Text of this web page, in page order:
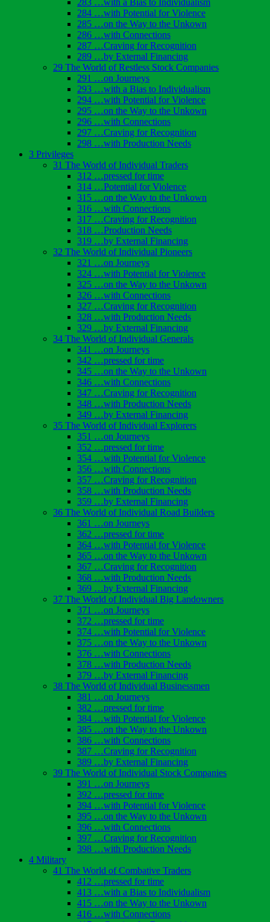
283 …with a Bias to Individualism
284 …with Potential for Violence
285 …on the Way to the Unkown
286 …with Connections
287 …Craving for Recognition
289 …by External Financing
29 The World of Restless Stock Companies
291 …on Journeys
293 …with a Bias to Individualism
294 …with Potential for Violence
295 …on the Way to the Unkown
296 …with Connections
297 …Craving for Recognition
298 …with Production Needs
3 Privileges
31 The World of Individual Traders
312 …pressed for time
314 …Potential for Violence
315 …on the Way to the Unkown
316 …with Connections
317 …Craving for Recognition
318 …Production Needs
319 …by External Financing
32 The World of Individual Pioneers
321 …on Journeys
324 …with Potential for Violence
325 …on the Way to the Unkown
326 …with Connections
327 …Craving for Recognition
328 …with Production Needs
329 …by External Financing
34 The World of Individual Generals
341 …on Journeys
342 …pressed for time
345 …on the Way to the Unkown
346 …with Connections
347 …Craving for Recognition
348 …with Production Needs
349 …by External Financing
35 The World of Individual Explorers
351 …on Journeys
352 …pressed for time
354 …with Potential for Violence
356 …with Connections
357 …Craving for Recognition
358 …with Production Needs
359 …by External Financing
36 The World of Individual Road Builders
361 …on Journeys
362 …pressed for time
364 …with Potential for Violence
365 …on the Way to the Unkown
367 …Craving for Recognition
368 …with Production Needs
369 …by External Financing
37 The World of Individual Big Landowners
371 …on Journeys
372 …pressed for time
374 …with Potential for Violence
375 …on the Way to the Unkown
376 …with Connections
378 …with Production Needs
379 …by External Financing
38 The World of Individual Businessmen
381 …on Journeys
382 …pressed for time
384 …with Potential for Violence
385 …on the Way to the Unkown
386 …with Connections
387 …Craving for Recognition
389 …by External Financing
39 The World of Individual Stock Companies
391 …on Journeys
392 …pressed for time
394 …with Potential for Violence
395 …on the Way to the Unkown
396 …with Connections
397 …Craving for Recognition
398 …with Production Needs
4 Military
41 The World of Combative Traders
412 …pressed for time
413 …with a Bias to Individualism
415 …on the Way to the Unkown
416 …with Connections